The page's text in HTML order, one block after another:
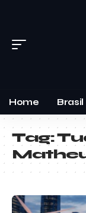
Home Brasil
Tag: